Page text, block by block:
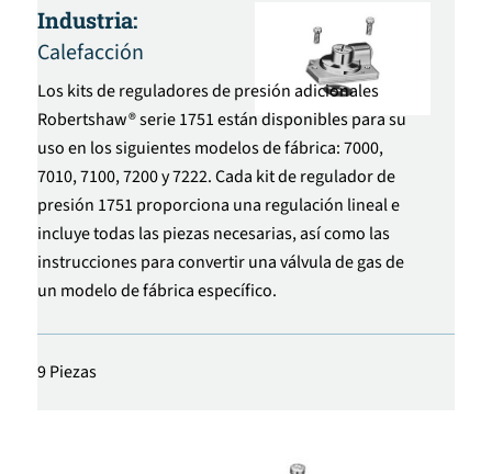
Industria:
Calefacción
Los kits de reguladores de presión adicionales
Robertshaw® serie 1751 están disponibles para su
uso en los siguientes modelos de fábrica: 7000,
7010, 7100, 7200 y 7222. Cada kit de regulador de
presión 1751 proporciona una regulación lineal e
incluye todas las piezas necesarias, así como las
instrucciones para convertir una válvula de gas de
un modelo de fábrica específico.
9 Piezas